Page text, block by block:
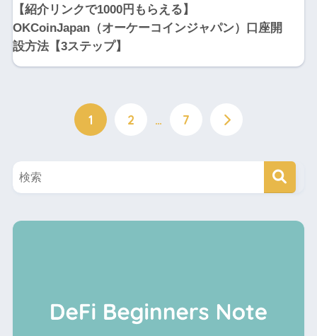
【紹介リンクで1000円もらえる】
OKCoinJapan（オーケーコインジャパン）口座開
設方法【3ステップ】
1 2 … 7